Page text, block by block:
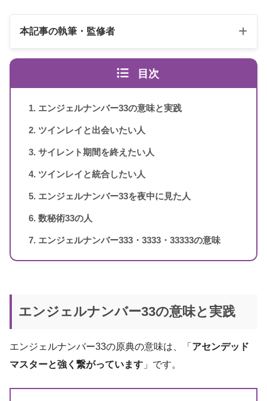
本記事の執筆・監修者
目次
エンジェルナンバー33の意味と実践
ツインレイと出会いたい人
サイレント期間を終えたい人
ツインレイと統合したい人
エンジェルナンバー33を夜中に見た人
数秘術33の人
エンジェルナンバー333・3333・33333の意味
エンジェルナンバー33の意味と実践
エンジェルナンバー33の原典の意味は、「 アセンデッド
マスターと強く繋がっています 」です。